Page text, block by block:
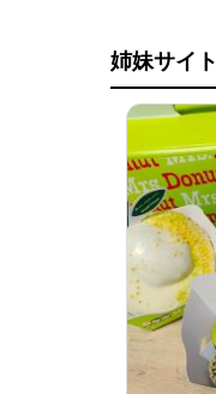
姉妹サイト